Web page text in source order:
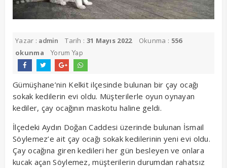
Yazar : admin Tarih : 31 Mayıs 2022 Okunma : 556
okunma
Yorum Yap
Gümüşhane’nin Kelkit ilçesinde bulunan bir çay ocağı
sokak kedilerin evi oldu. Müşterilerle oyun oynayan
kediler, çay ocağının maskotu haline geldi.
İlçedeki Aydın Doğan Caddesi üzerinde bulunan İsmail
Söylemez’e ait çay ocağı sokak kedilerinin yeni evi oldu.
Çay ocağına giren kedileri her gün besleyen ve onlara
kucak açan Söylemez, müşterilerin durumdan rahatsız